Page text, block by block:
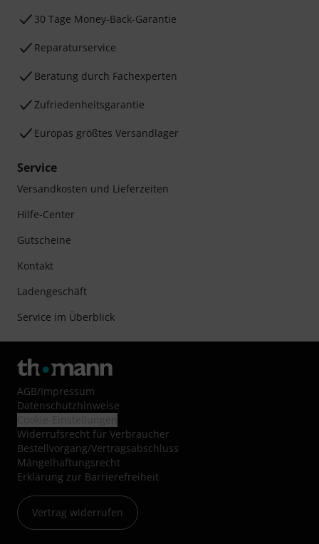
30 Tage Money-Back-Garantie
Reparaturservice
Beratung durch Fachexperten
Zufriedenheitsgarantie
Europas größtes Versandlager
Service
Versandkosten und Lieferzeiten
Hilfe-Center
Gutscheine
Kontakt
Ladengeschäft
Service im Überblick
AGB/Impressum
Datenschutzhinweise
Widerrufsrecht für Verbraucher
Bestellvorgang/Vertragsabschluss
Mängelhaftungsrecht
Erklärung zur Barrierefreiheit
Vertrag widerrufen